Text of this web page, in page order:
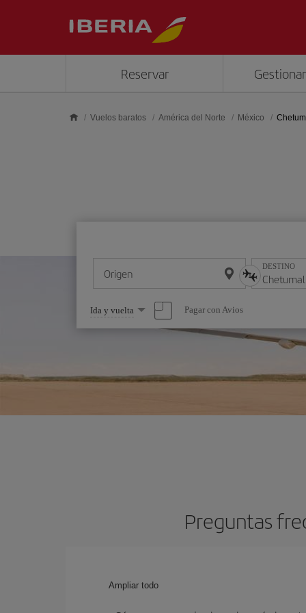
Reservar
Vuelos baratos América del Norte México
Origen DESTINO
Seleccione
una
opción
Ida y vuelta Pagar con Avios
Preguntas
Ampliar todo